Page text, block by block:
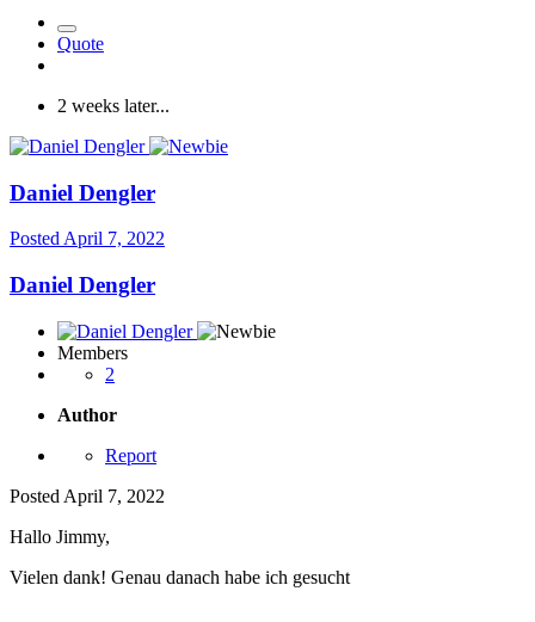
Quote
2 weeks later...
Daniel Dengler
PostedApril 7, 2022
Daniel Dengler
Members
2
Author
Report
Posted April 7, 2022
Hallo Jimmy,
Vielen dank! Genau danach habe ich gesucht